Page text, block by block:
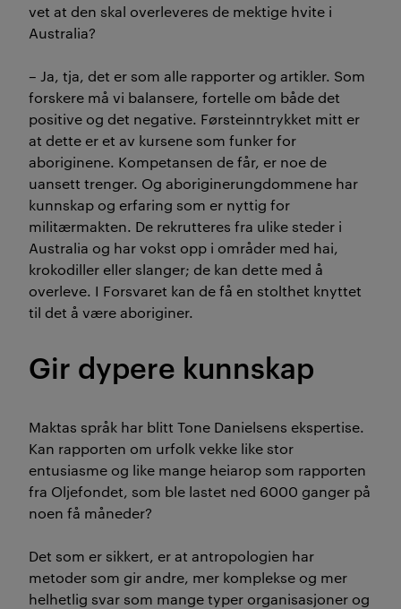
vet at den skal overleveres de mektige hvite i
Australia?
– Ja, tja, det er som alle rapporter og artikler. Som
forskere må vi balansere, fortelle om både det
positive og det negative. Førsteinntrykket mitt er
at dette er et av kursene som funker for
aboriginene. Kompetansen de får, er noe de
uansett trenger. Og aboriginerungdommene har
kunnskap og erfaring som er nyttig for
militærmakten. De rekrutteres fra ulike steder i
Australia og har vokst opp i områder med hai,
krokodiller eller slanger; de kan dette med å
overleve. I Forsvaret kan de få en stolthet knyttet
til det å være aboriginer.
Gir dypere kunnskap
Maktas språk har blitt Tone Danielsens ekspertise.
Kan rapporten om urfolk vekke like stor
entusiasme og like mange heiarop som rapporten
fra Oljefondet, som ble lastet ned 6000 ganger på
noen få måneder?
Det som er sikkert, er at antropologien har
metoder som gir andre, mer komplekse og mer
helhetlig svar som mange typer organisasjoner og